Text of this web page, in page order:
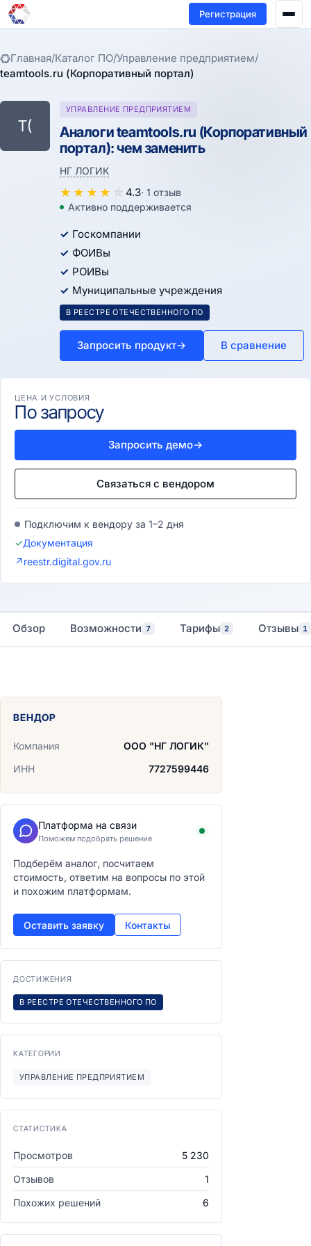
Регистрация
Главная/Каталог ПО/Управление предприятием/
teamtools.ru (Корпоративный портал)
T(
УПРАВЛЕНИЕ ПРЕДПРИЯТИЕМ
Аналоги teamtools.ru (Корпоративный
портал): чем заменить
НГ ЛОГИК
★ ★ ★ ★ ☆ 4.3· 1 отзыв
Активно поддерживается
Госкомпании
ФОИВы
РОИВы
Муниципальные учреждения
В РЕЕСТРЕ ОТЕЧЕСТВЕННОГО ПО
Запросить продукт→ В сравнение
ЦЕНА И УСЛОВИЯ
По запросу
Запросить демо→
Связаться с вендором
Подключим к вендору за 1–2 дня
✓Документация
↗reestr.digital.gov.ru
Обзор Возможности 7 Тарифы 2 Отзывы 1
ВЕНДОР
Компания
ООО "НГ ЛОГИК"
ИНН
7727599446
Платформа на связи
Поможем подобрать решение
Подберём аналог, посчитаем
стоимость, ответим на вопросы по этой
и похожим платформам.
Оставить заявку Контакты
ДОСТИЖЕНИЯ
В РЕЕСТРЕ ОТЕЧЕСТВЕННОГО ПО
КАТЕГОРИИ
УПРАВЛЕНИЕ ПРЕДПРИЯТИЕМ
СТАТИСТИКА
Просмотров
5 230
Отзывов
1
Похожих решений
6